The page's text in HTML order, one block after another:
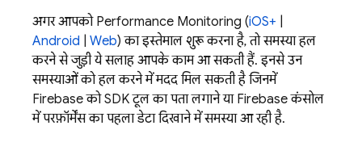
अगर आपको Performance Monitoring (iOS+
Android
Web) का इस्तेमाल शुरू करना है, तो समस्या हल
करने से जुड़ी ये सलाह आपके काम आ सकती हैं. इनसे उन
समस्याओं को हल करने में मदद मिल सकती है जिनमें
Firebase को SDK टूल का पता लगाने या Firebaseकंसोल
में परफ़ॉर्मेंस का पहला डेटा दिखाने में समस्या आ रही है.